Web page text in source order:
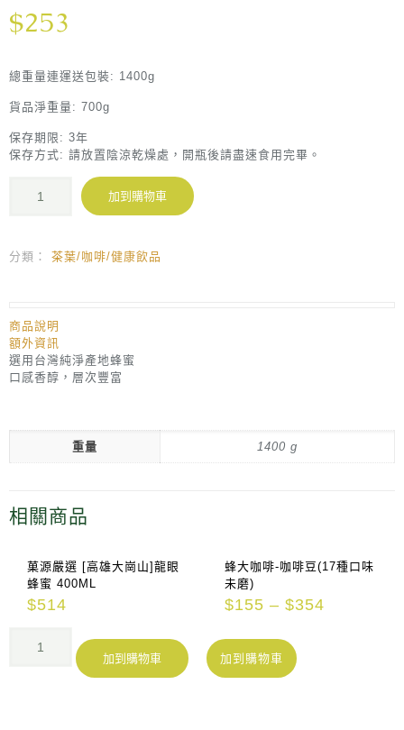
$253
總重量連運送包裝: 1400g
貨品淨重量: 700g
保存期限: 3年
保存方式: 請放置陰涼乾燥處，開瓶後請盡速食用完畢。
加到購物車
分類： 茶葉/咖啡/健康飲品
商品說明
額外資訊
選用台灣純淨產地蜂蜜
口感香醇，層次豐富
重量 1400 g
相關商品
菓源嚴選 [高雄大崗山]龍眼
蜂蜜 400ML
$514
加到購物車
蜂大咖啡-咖啡豆(17種口味
未磨)
$155 – $354
加到購物車